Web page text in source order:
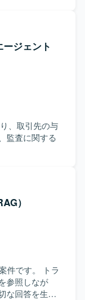
ジェント
、取引先の与
監査に関する
）
件です。 トラ
参照しなが
な回答を生成